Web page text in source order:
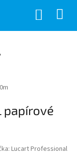
papírové
Lucart Professional